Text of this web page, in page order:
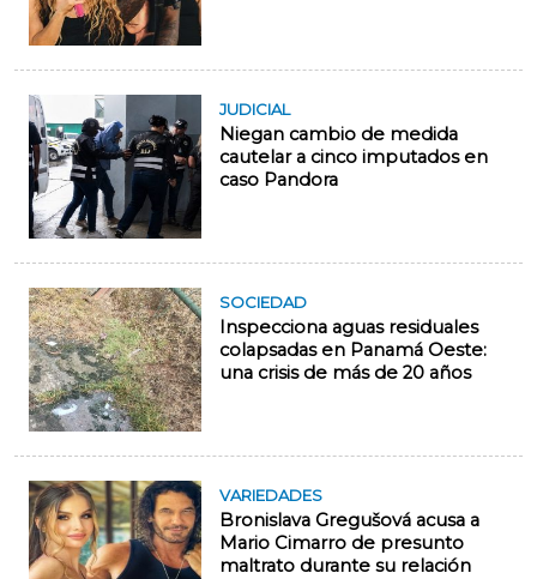
JUDICIAL
Niegan cambio de medida
cautelar a cinco imputados en
caso Pandora
SOCIEDAD
Inspecciona aguas residuales
colapsadas en Panamá Oeste:
una crisis de más de 20 años
VARIEDADES
Bronislava Gregušová acusa a
Mario Cimarro de presunto
maltrato durante su relación